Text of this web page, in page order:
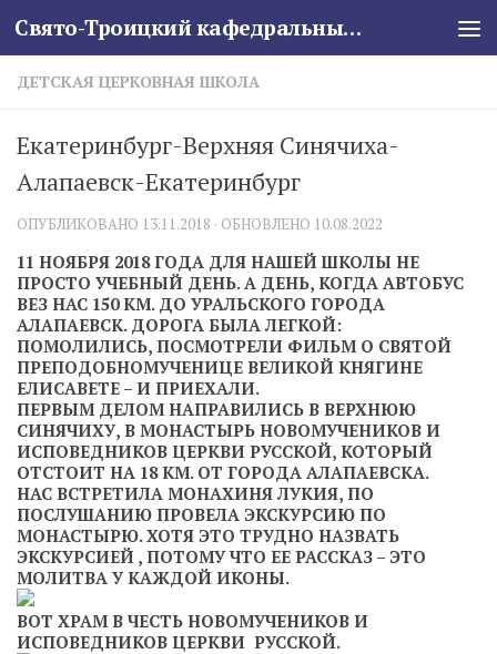
Skip to content Свято-Троицкий кафедральный собор
ДЕТСКАЯ ЦЕРКОВНАЯ ШКОЛА
Екатеринбург-Верхняя Синячиха-
Алапаевск-Екатеринбург
ОПУБЛИКОВАНО 13.11.2018 · ОБНОВЛЕНО 10.08.2022
11 НОЯБРЯ 2018 ГОДА ДЛЯ НАШЕЙ ШКОЛЫ НЕ
ПРОСТО УЧЕБНЫЙ ДЕНЬ. А ДЕНЬ, КОГДА АВТОБУС
ВЕЗ НАС 150 КМ. ДО УРАЛЬСКОГО ГОРОДА
АЛАПАЕВСК. ДОРОГА БЫЛА ЛЕГКОЙ:
ПОМОЛИЛИСЬ, ПОСМОТРЕЛИ ФИЛЬМ О СВЯТОЙ
ПРЕПОДОБНОМУЧЕНИЦЕ ВЕЛИКОЙ КНЯГИНЕ
ЕЛИСАВЕТЕ – И ПРИЕХАЛИ.
ПЕРВЫМ ДЕЛОМ НАПРАВИЛИСЬ В ВЕРХНЮЮ
СИНЯЧИХУ, В МОНАСТЫРЬ НОВОМУЧЕНИКОВ И
ИСПОВЕДНИКОВ ЦЕРКВИ РУССКОЙ, КОТОРЫЙ
ОТСТОИТ НА 18 КМ. ОТ ГОРОДА АЛАПАЕВСКА.
НАС ВСТРЕТИЛА МОНАХИНЯ ЛУКИЯ, ПО
ПОСЛУШАНИЮ ПРОВЕЛА ЭКСКУРСИЮ ПО
МОНАСТЫРЮ. ХОТЯ ЭТО ТРУДНО НАЗВАТЬ
ЭКСКУРСИЕЙ , ПОТОМУ ЧТО ЕЕ РАССКАЗ – ЭТО
МОЛИТВА У КАЖДОЙ ИКОНЫ.
ВОТ ХРАМ В ЧЕСТЬ НОВОМУЧЕНИКОВ И
ИСПОВЕДНИКОВ ЦЕРКВИ РУССКОЙ.